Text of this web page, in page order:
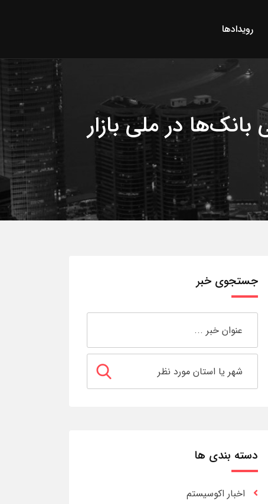
رویدادها
در ملی بازار
جستجوی خبر
دسته بندی ها
اخبار اکوسیستم